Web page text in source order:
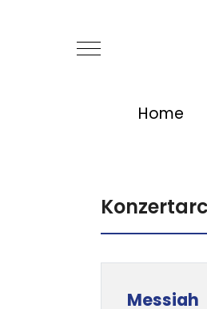
Mobile Menu Toggle
Home
Titel
Messiah